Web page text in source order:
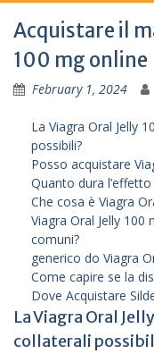
Acquistare il
100 mg online
February 1, 2024
La Viagra Oral Jelly
possibili?
Posso acquistare
Quanto dura
Che cosa è Viagra
Viagra Oral Jelly
comuni?
generico do Viagra
Come capire se la
Dove Acquistare
La Viagra Oral
collaterali